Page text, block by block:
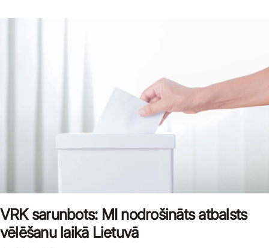
VRK sarunbots: MI nodrošināts atbalsts
vēlēšanu laikā Lietuvā